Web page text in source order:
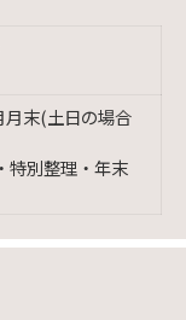
末(土日の場合
特別整理・年末